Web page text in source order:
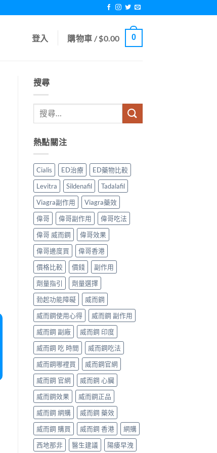
登入 購物車 /$0.00 0
搜尋
熱點關注
Cialis ED治療
ED藥物比較
Levitra
Sildenafil
Tadalafil
Viagra副作用
Viagra藥效
偉哥
偉哥副作用
偉哥吃法
偉哥 威而鋼
偉哥效果
偉哥邊度買
偉哥香港
價格比較
價錢
副作用
劑量指引
劑量選擇
勃起功能障礙
威而鋼
威而鋼使用心得
威而鋼 副作用
威而鋼 副廠
威而鋼 印度
威而鋼 吃 時間
威而鋼吃法
威而鋼哪裡買
威而鋼官網
威而鋼 官網
威而鋼 心臟
威而鋼效果
威而鋼正品
威而鋼 網購
威而鋼 藥效
威而鋼 購買
威而鋼 香港
網購
西地那非
醫生建議
陽痿早洩